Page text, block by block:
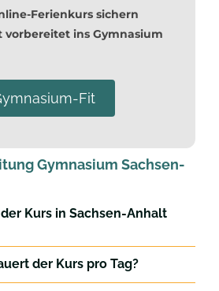
Ferienkurs sichern
ins Gymnasium
Fit
Gymnasium Sachsen-
Kurs in Sachsen-Anhalt
der Kurs pro Tag?